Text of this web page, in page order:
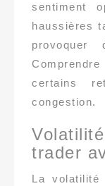
sentiment
haussières
provoquer
certains
congestion.
trader
La